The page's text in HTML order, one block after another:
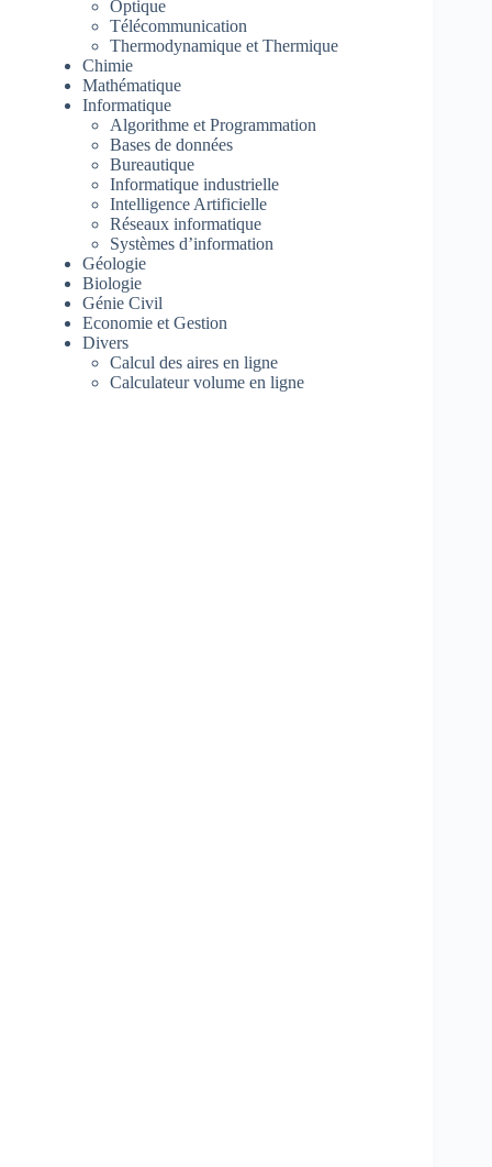
Optique
Télécommunication
Thermodynamique et Thermique
Chimie
Mathématique
Informatique
Algorithme et Programmation
Bases de données
Bureautique
Informatique industrielle
Intelligence Artificielle
Réseaux informatique
Systèmes d’information
Géologie
Biologie
Génie Civil
Economie et Gestion
Divers
Calcul des aires en ligne
Calculateur volume en ligne